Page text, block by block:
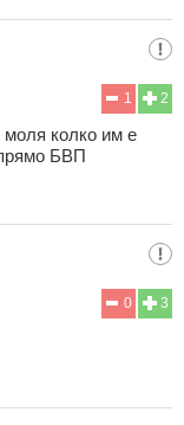
2
1
колко им е
БВП
3
0